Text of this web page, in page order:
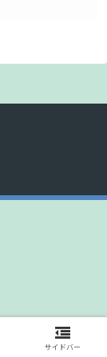
サイドバー